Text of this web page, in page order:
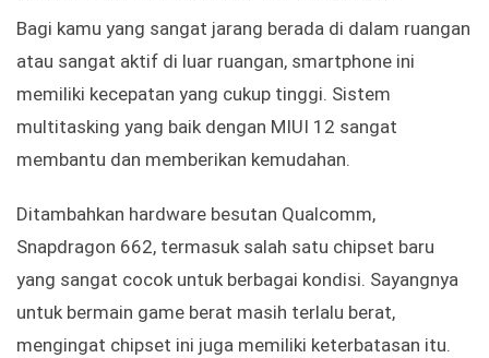
Bagi kamu yang sangat jarang berada di dalam ruangan
atau sangat aktif di luar ruangan, smartphone ini
memiliki kecepatan yang cukup tinggi. Sistem
multitasking yang baik dengan MIUI 12 sangat
membantu dan memberikan kemudahan.
Ditambahkan hardware besutan Qualcomm,
Snapdragon 662, termasuk salah satu chipset baru
yang sangat cocok untuk berbagai kondisi. Sayangnya
untuk bermain game berat masih terlalu berat,
mengingat chipset ini juga memiliki keterbatasan itu.